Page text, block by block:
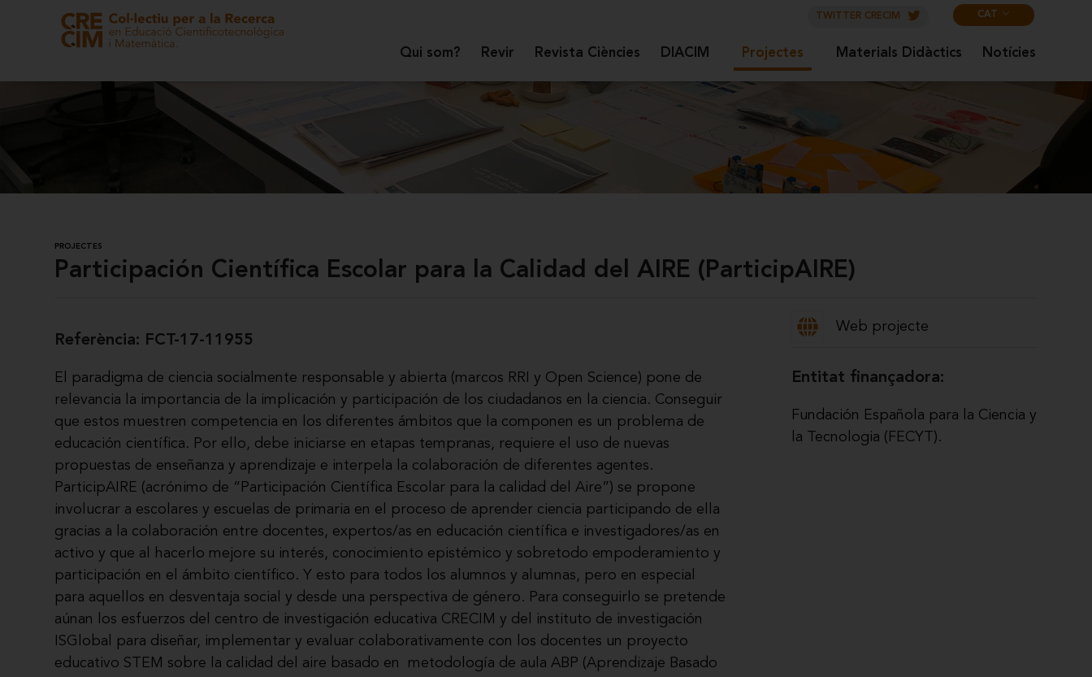
TWITTER CRECIM CAT
Qui som? Revir Revista Ciències DIACIM Projectes Materials Didàctics Notícies
PROJECTES
Participación Científica Escolar para la Calidad del AIRE (ParticipAIRE)
Referència: FCT-17-11955
El paradigma de ciencia socialmente responsable y abierta (marcos RRI y Open Science) pone de
relevancia la importancia de la implicación y participación de los ciudadanos en la ciencia. Conseguir
que estos muestren competencia en los diferentes ámbitos que la componen es un problema de
educación científica. Por ello, debe iniciarse en etapas tempranas, requiere el uso de nuevas
propuestas de enseñanza y aprendizaje e interpela la colaboración de diferentes agentes.
ParticipAIRE (acrónimo de “Participación Científica Escolar para la calidad del Aire”) se propone
involucrar a escolares y escuelas de primaria en el proceso de aprender ciencia participando de ella
gracias a la colaboración entre docentes, expertos/as en educación científica e investigadores/as en
activo y que al hacerlo mejore su interés, conocimiento epistémico y sobretodo empoderamiento y
participación en el ámbito científico. Y esto para todos los alumnos y alumnas, pero en especial
para aquellos en desventaja social y desde una perspectiva de género. Para conseguirlo se pretende
aúnan los esfuerzos del centro de investigación educativa CRECIM y del instituto de investigación
ISGlobal para diseñar, implementar y evaluar colaborativamente con los docentes un proyecto
educativo STEM sobre la calidad del aire basado en metodología de aula ABP (Aprendizaje Basado
Web projecte
Entitat finançadora:
Fundación Española para la Ciencia y
la Tecnologia (FECYT).